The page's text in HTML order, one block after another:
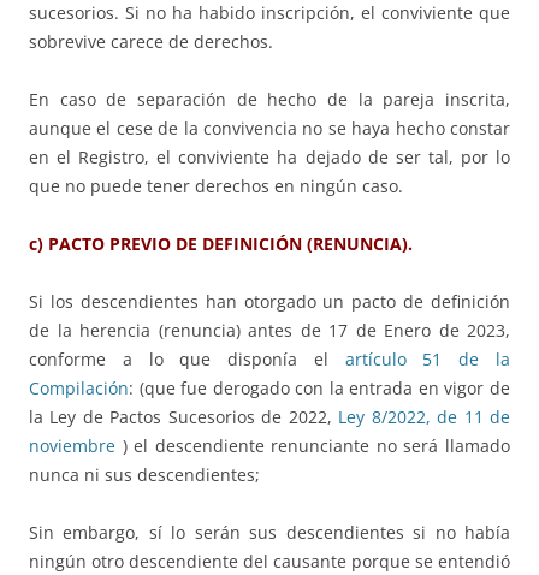
sucesorios. Si no ha habido inscripción, el conviviente que
sobrevive carece de derechos.
En caso de separación de hecho de la pareja inscrita,
aunque el cese de la convivencia no se haya hecho constar
en el Registro, el conviviente ha dejado de ser tal, por lo
que no puede tener derechos en ningún caso.
c) PACTO PREVIO DE DEFINICIÓN (RENUNCIA).
Si los descendientes han otorgado un pacto de definición
de la herencia (renuncia) antes de 17 de Enero de 2023,
conforme a lo que disponía el artículo 51 de la
Compilación: (que fue derogado con la entrada en vigor de
la Ley de Pactos Sucesorios de 2022, Ley 8/2022, de 11 de
noviembre ) el descendiente renunciante no será llamado
nunca ni sus descendientes;
Sin embargo, sí lo serán sus descendientes si no había
ningún otro descendiente del causante porque se entendió